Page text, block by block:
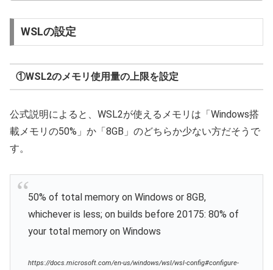
WSLの設定
①WSL2のメモリ使用量の上限を設定
公式説明によると、WSL2が使えるメモリは「Windows搭
載メモリの50%」か「8GB」のどちらか少ない方だそうで
す。
50% of total memory on Windows or 8GB,
whichever is less; on builds before 20175: 80% of
your total memory on Windows
https://docs.microsoft.com/en-us/windows/wsl/wsl-config#configure-